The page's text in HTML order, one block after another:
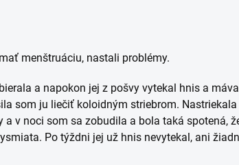
menštruáciu, nastali problémy.
a napokon jej z pošvy vytekal hnis a
som ju liečiť koloidným striebrom.
v noci som sa zobudila a bola taká spotená,
Po týždni jej už hnis nevytekal, ani